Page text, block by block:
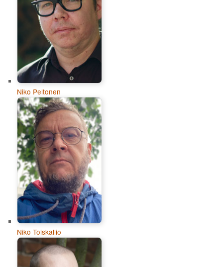
Niko Peltonen
Niko Toiskallio